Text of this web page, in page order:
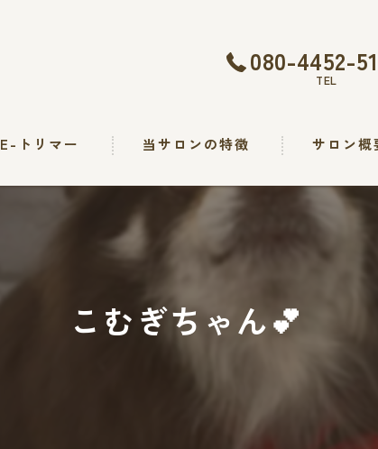
080-4452-
TEL
E-トリマー 当サロンの特徴
トリミング
出張
サロン概
こむぎちゃん︎💕︎︎